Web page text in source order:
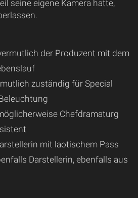
seine eigene Kamera hatte,
der Produzent mit dem
zuständig für Special
Chefdramaturg
mit laotischem Pass
Darstellerin, ebenfalls aus